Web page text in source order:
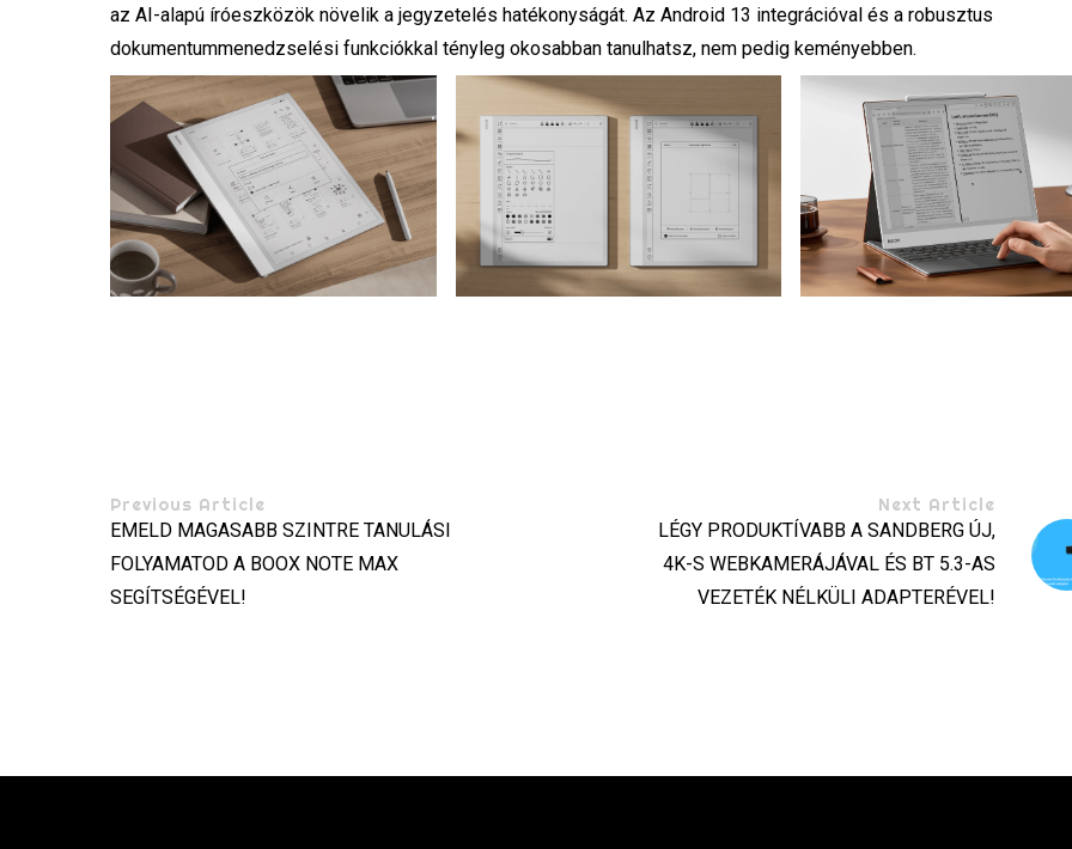
az AI-alapú íróeszközök növelik a jegyzetelés hatékonyságát. Az Android 13 integrációval és a robusztus
dokumentummenedzselési funkciókkal tényleg okosabban tanulhatsz, nem pedig keményebben.
Previous Article
EMELD MAGASABB SZINTRE TANULÁSI
FOLYAMATOD A BOOX NOTE MAX
SEGÍTSÉGÉVEL!
Next Article
LÉGY PRODUKTÍVABB A SANDBERG ÚJ,
4K-S WEBKAMERÁJÁVAL ÉS BT 5.3-AS
VEZETÉK NÉLKÜLI ADAPTERÉVEL!